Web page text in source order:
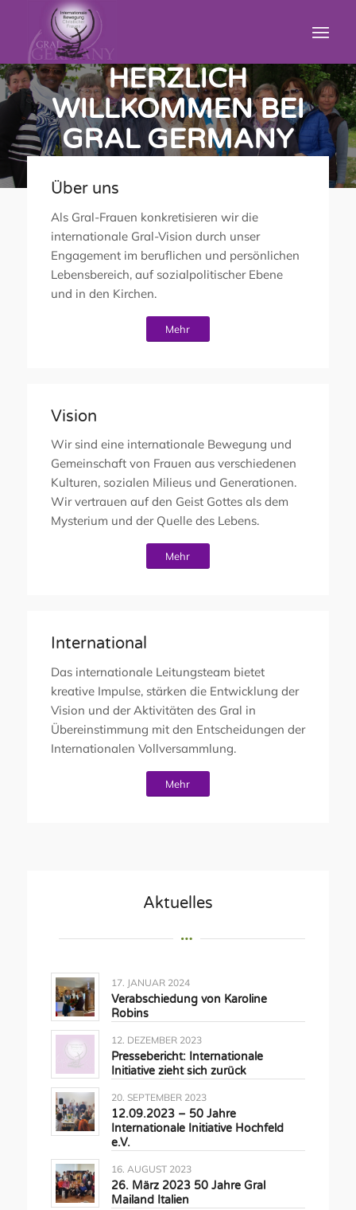
HERZLICH
WILLKOMMEN BEI
GRAL GERMANY
Über uns
Als Gral-Frauen konkretisieren wir die
internationale Gral-Vision durch unser
Engagement im beruflichen und persönlichen
Lebensbereich, auf sozialpolitischer Ebene
und in den Kirchen.
Mehr
Vision
Wir sind eine internationale Bewegung und
Gemeinschaft von Frauen aus verschiedenen
Kulturen, sozialen Milieus und Generationen.
Wir vertrauen auf den Geist Gottes als dem
Mysterium und der Quelle des Lebens.
Mehr
International
Das internationale Leitungsteam bietet
kreative Impulse, stärken die Entwicklung der
Vision und der Aktivitäten des Gral in
Übereinstimmung mit den Entscheidungen der
Internationalen Vollversammlung.
Mehr
Aktuelles
17. JANUAR 2024
Verabschiedung von Karoline
Robins
12. DEZEMBER 2023
Pressebericht: Internationale
Initiative zieht sich zurück
20. SEPTEMBER 2023
12.09.2023 – 50 Jahre
Internationale Initiative Hochfeld
e.V.
16. AUGUST 2023
26. März 2023 50 Jahre Gral
Mailand Italien